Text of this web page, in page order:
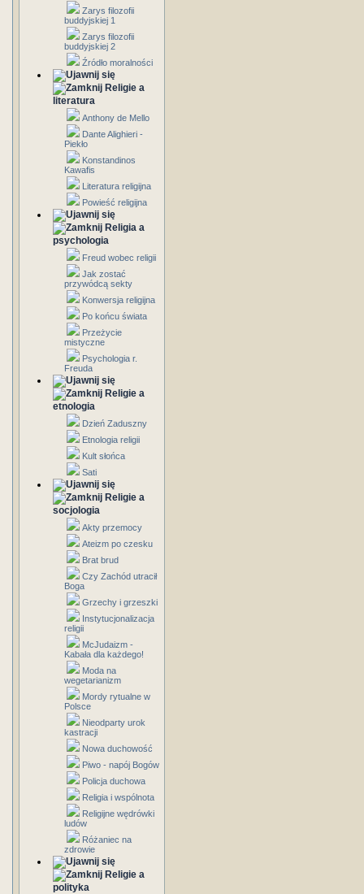
Zarys filozofii
buddyjskiej 1
Zarys filozofii
buddyjskiej 2
Źródło moralności
Religie a
literatura
Anthony de Mello
Dante Alighieri -
Piekło
Konstandinos
Kawafis
Literatura religijna
Powieść religijna
Religia a
psychologia
Freud wobec religii
Jak zostać
przywódcą sekty
Konwersja religijna
Po końcu świata
Przeżycie
mistyczne
Psychologia r.
Freuda
Religie a
etnologia
Dzień Zaduszny
Etnologia religii
Kult słońca
Sati
Religie a
socjologia
Akty przemocy
Ateizm po czesku
Brat brud
Czy Zachód utracił
Boga
Grzechy i grzeszki
Instytucjonalizacja
religii
McJudaizm -
Kabała dla każdego!
Moda na
wegetarianizm
Mordy rytualne w
Polsce
Nieodparty urok
kastracji
Nowa duchowość
Piwo - napój Bogów
Policja duchowa
Religia i wspólnota
Religijne wędrówki
ludów
Różaniec na
zdrowie
Religie a
polityka